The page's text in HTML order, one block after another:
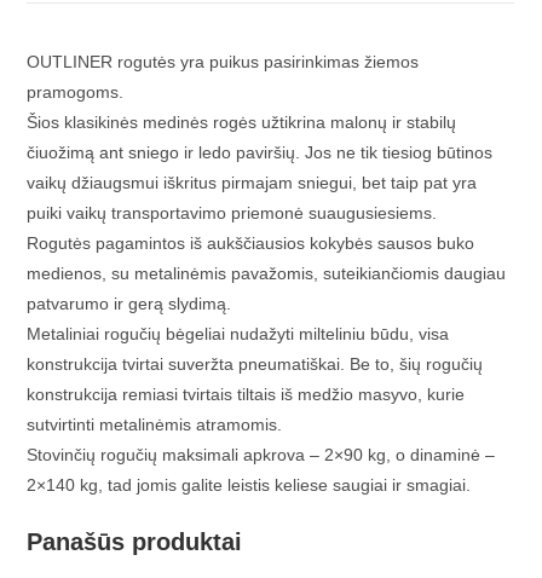
OUTLINER rogutės yra puikus pasirinkimas žiemos
pramogoms.
Šios klasikinės medinės rogės užtikrina malonų ir stabilų
čiuožimą ant sniego ir ledo paviršių. Jos ne tik tiesiog būtinos
vaikų džiaugsmui iškritus pirmajam sniegui, bet taip pat yra
puiki vaikų transportavimo priemonė suaugusiesiems.
Rogutės pagamintos iš aukščiausios kokybės sausos buko
medienos, su metalinėmis pavažomis, suteikiančiomis daugiau
patvarumo ir gerą slydimą.
Metaliniai rogučių bėgeliai nudažyti milteliniu būdu, visa
konstrukcija tvirtai suveržta pneumatiškai. Be to, šių rogučių
konstrukcija remiasi tvirtais tiltais iš medžio masyvo, kurie
sutvirtinti metalinėmis atramomis.
Stovinčių rogučių maksimali apkrova – 2×90 kg, o dinaminė –
2×140 kg, tad jomis galite leistis keliese saugiai ir smagiai.
Panašūs produktai